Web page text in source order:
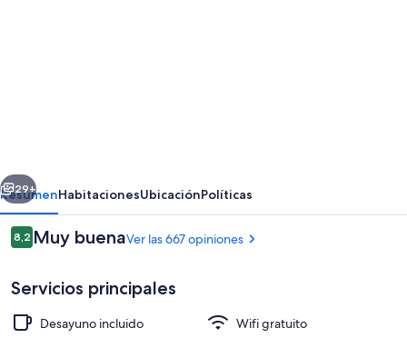
Siguiente
29+
ResumenHabitacionesUbicaciónPolíticas
Opiniones
8,28,2 de 10
Muy buenaVer las 667 opiniones
Servicios principales
Desayuno incluido
Wifi gratuito